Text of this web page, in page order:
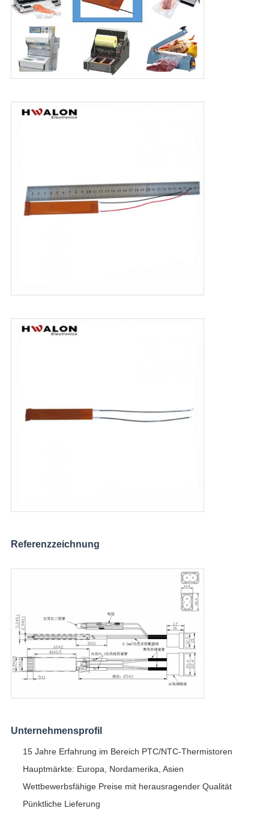
Referenzzeichnung
Unternehmensprofil
15 Jahre Erfahrung im Bereich PTC/NTC-Thermistoren
Hauptmärkte: Europa, Nordamerika, Asien
Wettbewerbsfähige Preise mit herausragender Qualität
Pünktliche Lieferung